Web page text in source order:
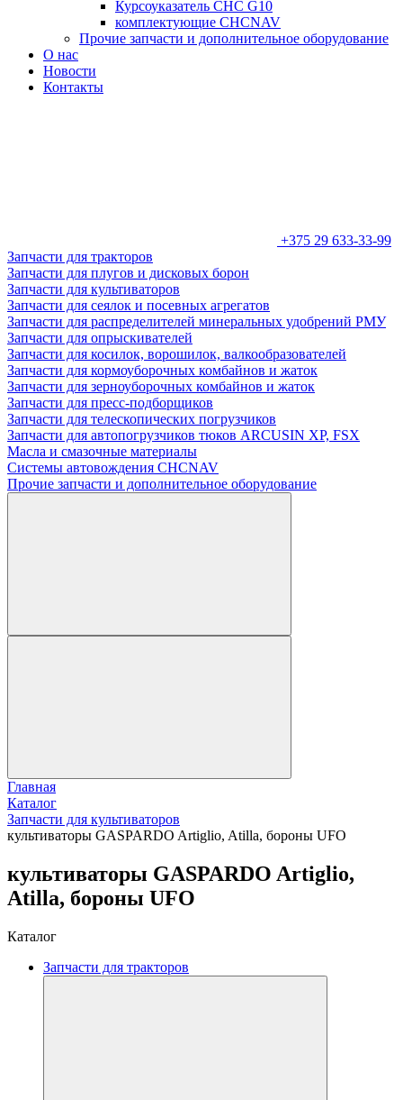
Курсоуказатель CHC G10
комплектующие CHCNAV
Прочие запчасти и дополнительное оборудование
О нас
Новости
Контакты
+375 29 633-33-99
Запчасти для тракторов
Запчасти для плугов и дисковых борон
Запчасти для культиваторов
Запчасти для сеялок и посевных агрегатов
Запчасти для распределителей минеральных удобрений РМУ
Запчасти для опрыскивателей
Запчасти для косилок, ворошилок, валкообразователей
Запчасти для кормоуборочных комбайнов и жаток
Запчасти для зерноуборочных комбайнов и жаток
Запчасти для пресс-подборщиков
Запчасти для телескопических погрузчиков
Запчасти для автопогрузчиков тюков ARCUSIN XP, FSX
Масла и смазочные материалы
Системы автовождения CHCNAV
Прочие запчасти и дополнительное оборудование
Главная
Каталог
Запчасти для культиваторов
культиваторы GASPARDO Artiglio, Atilla, бороны UFO
культиваторы GASPARDO Artiglio,
Atilla, бороны UFO
Каталог
Запчасти для тракторов